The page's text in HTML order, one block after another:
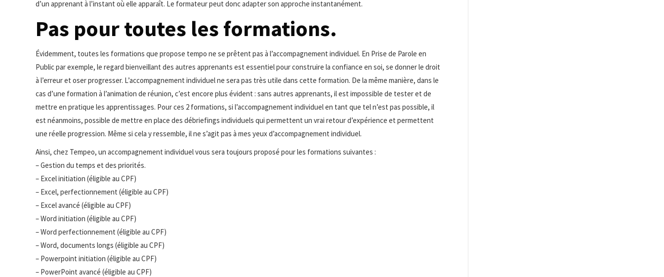
d’un apprenant à l’instant où elle apparaît. Le formateur peut donc adapter son approche instantanément.
Pas pour toutes les formations.
Évidemment, toutes les formations que propose tempo ne se prêtent pas à l’accompagnement individuel. En Prise de Parole en
Public par exemple, le regard bienveillant des autres apprenants est essentiel pour construire la confiance en soi, se donner le droit
à l’erreur et oser progresser. L’accompagnement individuel ne sera pas très utile dans cette formation. De la même manière, dans le
cas d’une formation à l’animation de réunion, c’est encore plus évident : sans autres apprenants, il est impossible de tester et de
mettre en pratique les apprentissages. Pour ces 2 formations, si l’accompagnement individuel en tant que tel n’est pas possible, il
est néanmoins, possible de mettre en place des débriefings individuels qui permettent un vrai retour d’expérience et permettent
une réelle progression. Même si cela y ressemble, il ne s’agit pas à mes yeux d’accompagnement individuel.
Ainsi, chez Tempeo, un accompagnement individuel vous sera toujours proposé pour les formations suivantes :
– Gestion du temps et des priorités.
– Excel initiation (éligible au CPF)
– Excel, perfectionnement (éligible au CPF)
– Excel avancé (éligible au CPF)
– Word initiation (éligible au CPF)
– Word perfectionnement (éligible au CPF)
– Word, documents longs (éligible au CPF)
– Powerpoint initiation (éligible au CPF)
– PowerPoint avancé (éligible au CPF)